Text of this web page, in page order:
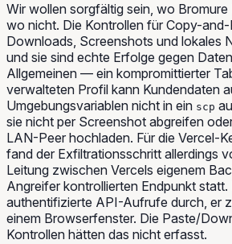
Wir wollen sorgfältig sein, wo Bromure
wo nicht. Die Kontrollen für Copy-
Downloads, Screenshots und lokales
und sie sind echte Erfolge gegen
Allgemeinen — ein kompromittierter
verwalteten Profil kann Kundendaten
Umgebungsvariablen nicht in ein scp
sie nicht per Screenshot abgreifen
LAN-Peer hochladen. Für die Vercel-
fand der Exfiltrationsschritt allerdings
Leitung zwischen Vercels eigenem
Angreifer kontrollierten Endpunkt
authentifizierte API-Aufrufe durch, er
einem Browserfenster. Die Paste/
Kontrollen hätten das nicht erfasst.